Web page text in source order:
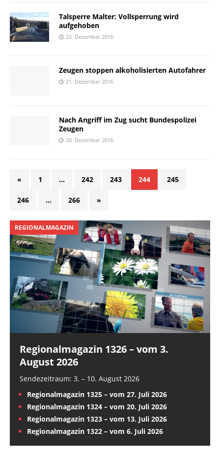
Talsperre Malter: Vollsperrung wird
aufgehoben
22. Dezember 2016
Zeugen stoppen alkoholisierten Autofahrer
21. Dezember 2016
Nach Angriff im Zug sucht Bundespolizei
Zeugen
20. Dezember 2016
« 1 … 242 243 244 245
246 … 266 »
REGIONALMAGAZIN
Regionalmagazin 1326 – vom 3.
August 2026
Sendezeitraum: 3. – 10. August 2026
Regionalmagazin 1325 – vom 27. Juli 2026
Regionalmagazin 1324 – vom 20. Juli 2026
Regionalmagazin 1323 – vom 13. Juli 2026
Regionalmagazin 1322 – vom 6. Juli 2026